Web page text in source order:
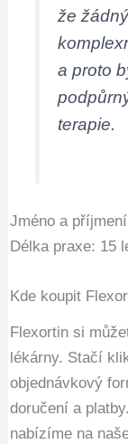
že
a proto
terapie.
Jméno a
Délka praxe: 15
Kde koupit
Flexortin si
lékárny. Stačí
objednávkový
doručení a
nabízíme na